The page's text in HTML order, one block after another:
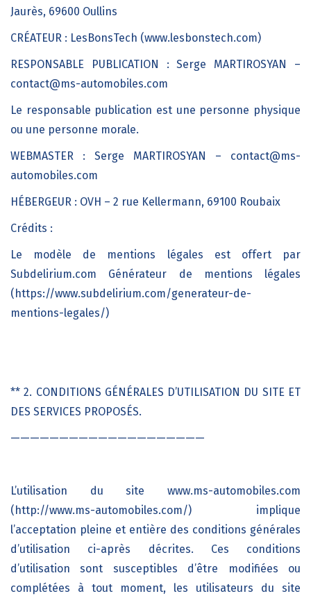
Jaurès, 69600 Oullins
CRÉATEUR : LesBonsTech (www.lesbonstech.com)
RESPONSABLE PUBLICATION :Serge MARTIROSYAN –
contact@ms-automobiles.com
Le responsable publication est une personne physique
ou une personne morale.
WEBMASTER : Serge MARTIROSYAN – contact@ms-
automobiles.com
HÉBERGEUR : OVH – 2 rue Kellermann, 69100 Roubaix
Crédits :
Le modèle de mentions légales est offert par
Subdelirium.com Générateur de mentions légales
(https://www.subdelirium.com/generateur-de-
mentions-legales/)
** 2. CONDITIONS GÉNÉRALES D’UTILISATION DU SITE ET
DES SERVICES PROPOSÉS.
————————————————————
L’utilisation du site www.ms-automobiles.com
(http://www.ms-automobiles.com/) implique
l’acceptation pleine et entière des conditions générales
d’utilisation ci-après décrites. Ces conditions
d’utilisation sont susceptibles d’être modifiées ou
complétées à tout moment, les utilisateurs du site